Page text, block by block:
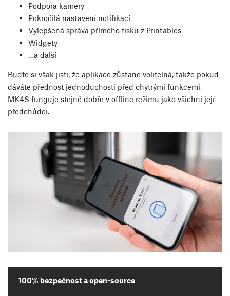
Podpora kamery
Pokročilá nastavení notifikací
Vylepšená správa přímého tisku z Printables
Widgety
…a další
Buďte si však jisti, že aplikace zůstane volitelná, takže pokud
dáváte přednost jednoduchosti před chytrými funkcemi,
MK4S funguje stejně dobře v offline režimu jako všichni její
předchůdci.
100% bezpečnost a open-source